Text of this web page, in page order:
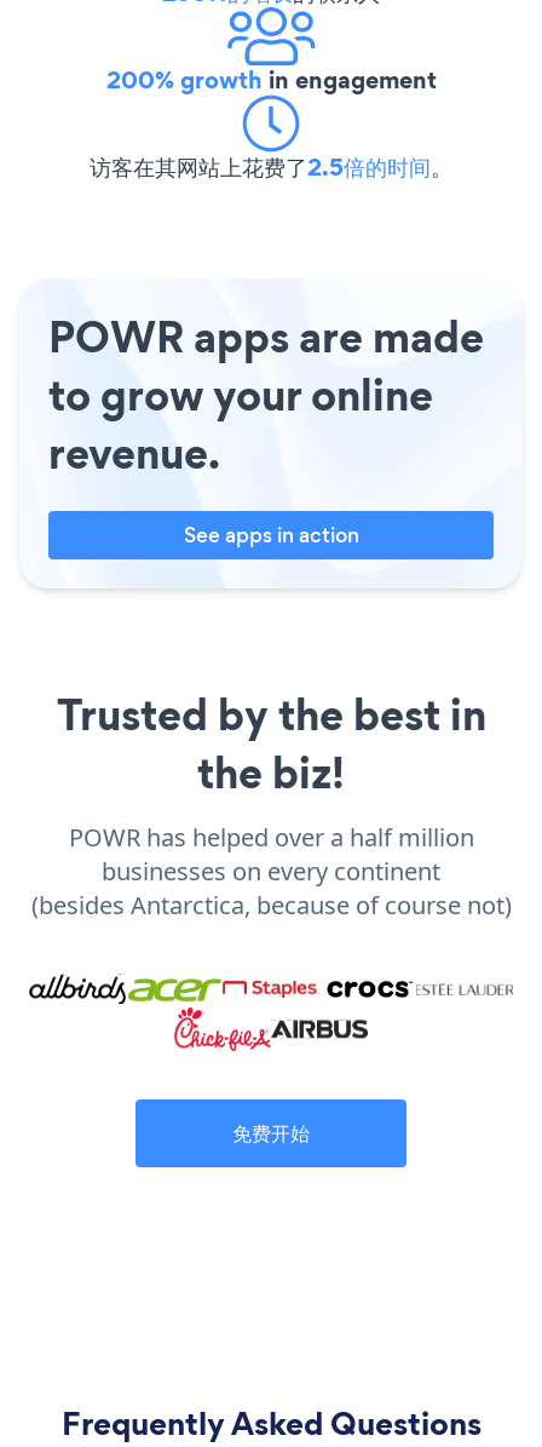
200% growth in engagement
访客在其网站上花费了2.5倍的时间。
POWR apps are made
to grow your online
revenue.
See apps in action
Trusted by the best in
the biz!
POWR has helped over a half million
businesses on every continent
(besides Antarctica, because of course not)
免费开始
Frequently Asked Questions